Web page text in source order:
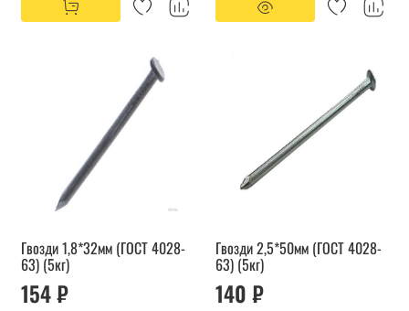
Гвозди 1,8*32мм (ГОСТ 4028-
63) (5кг)
154 ₽
Гвозди 2,5*50мм (ГОСТ 4028-
63) (5кг)
140 ₽